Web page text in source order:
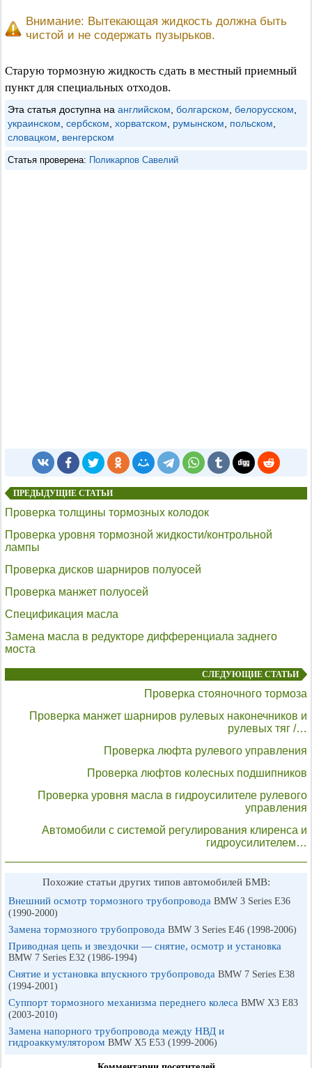
Внимание: Вытекающая жидкость должна быть
чистой и не содержать пузырьков.
Старую тормозную жидкость сдать в местный приемный
пункт для специальных отходов.
Эта статья доступна на английском болгарском белорусском
украинском сербском хорватском румынском польском
словацком
венгерском
Статья проверена: Поликарпов Савелий
ПРЕДЫДУЩИЕ СТАТЬИ
Проверка толщины тормозных колодок
Проверка уровня тормозной жидкости/контрольной
лампы
Проверка дисков шарниров полуосей
Проверка манжет полуосей
Спецификация масла
Замена масла в редукторе дифференциала заднего
моста
СЛЕДУЮЩИЕ СТАТЬИ
Проверка стояночного тормоза
Проверка манжет шарниров рулевых наконечников и
рулевых тяг /…
Проверка люфта рулевого управления
Проверка люфтов колесных подшипников
Проверка уровня масла в гидроусилителе рулевого
управления
Автомобили с системой регулирования клиренса и
гидроусилителем…
Похожие статьи других типов автомобилей БМВ:
Внешний осмотр тормозного трубопровода BMW 3 Series E36
(1990-2000)
Замена тормозного трубопровода BMW 3 Series E46 (1998-2006)
Приводная цепь и звездочки — снятие, осмотр и установка
BMW 7 Series E32 (1986-1994)
Снятие и установка впускного трубопровода BMW 7 Series E38
(1994-2001)
Суппорт тормозного механизма переднего колеса BMW X3 E83
(2003-2010)
Замена напорного трубопровода между НВД и
гидроаккумулятором BMW X5 E53 (1999-2006)